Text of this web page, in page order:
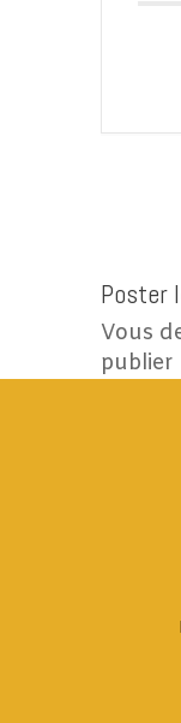
Poster
Vous
publier